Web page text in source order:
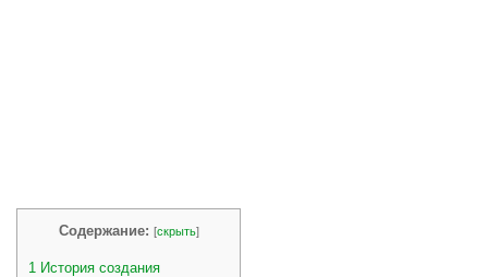
Содержание: [скрыть]
1
История создания